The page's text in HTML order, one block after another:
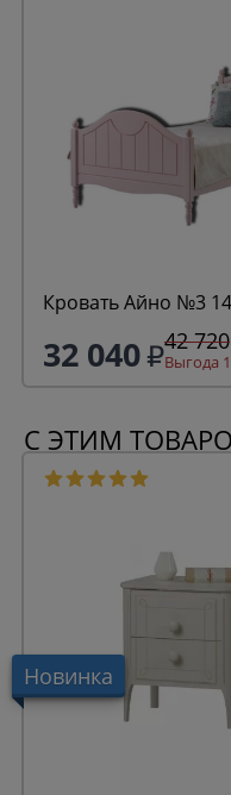
Кровать Айно №3
32 040 42 720
Выгода
С ЭТИМ
Новинка